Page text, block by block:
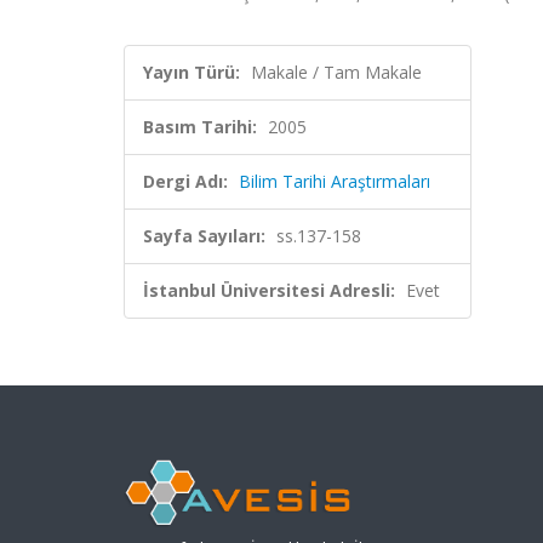
Yayın Türü: Makale / Tam Makale
Basım Tarihi: 2005
Dergi Adı: Bilim Tarihi Araştırmaları
Sayfa Sayıları: ss.137-158
İstanbul Üniversitesi Adresli: Evet